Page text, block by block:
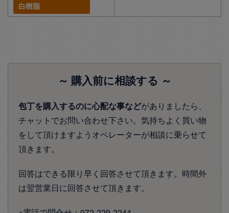
白樹脂
～ 購入前に相談する ～
包丁を購入するのに心配な事などがありましたら、
チャットでお問い合わせ下さい。気持ちよく買い物
をして頂けますようオペレーターが相談に乗らせて
頂きます。
回答はできる限り早く回答させて頂きます。時間外
は翌営業日に回答させて頂きます。